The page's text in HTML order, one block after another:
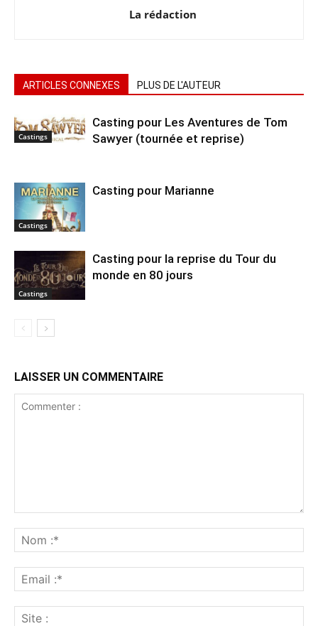
La rédaction
ARTICLES CONNEXES PLUS DE L'AUTEUR
Castings
Casting pour Les Aventures de Tom
Sawyer (tournée et reprise)
Castings
Casting pour Marianne
Castings
Casting pour la reprise du Tour du
monde en 80 jours
LAISSER UN COMMENTAIRE